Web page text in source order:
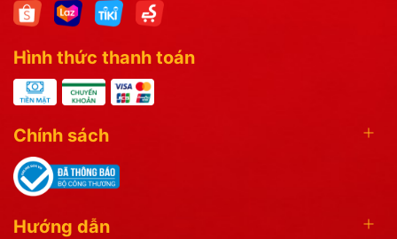
Hình thức thanh toán
Chính sách
Hướng dẫn